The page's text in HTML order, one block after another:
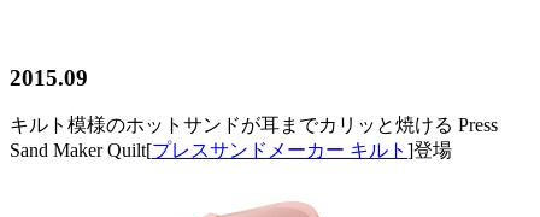
2015.09
キルト模様のホットサンドが耳までカリッと焼ける Press
Sand Maker Quilt[プレスサンドメーカー キルト ]登場